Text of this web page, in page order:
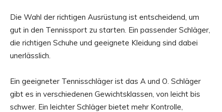
Die Wahl der richtigen Ausrüstung ist entscheidend, um
gut in den Tennissport zu starten. Ein passender Schläger,
die richtigen Schuhe und geeignete Kleidung sind dabei
unerlässlich.
Ein geeigneter Tennisschläger ist das A und O. Schläger
gibt es in verschiedenen Gewichtsklassen, von leicht bis
schwer. Ein leichter Schläger bietet mehr Kontrolle,